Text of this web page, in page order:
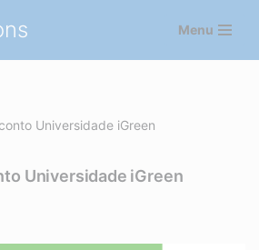
Menu
Universidade iGreen
Universidade iGreen